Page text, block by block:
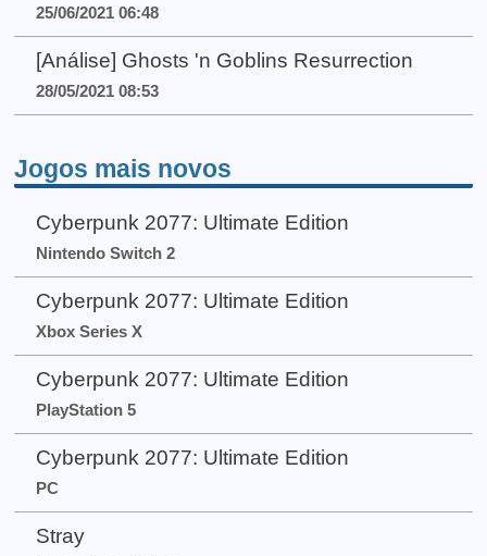
25/06/2021 06:48
[Análise] Ghosts 'n Goblins Resurrection
28/05/2021 08:53
Jogos mais novos
Cyberpunk 2077: Ultimate Edition
Nintendo Switch 2
Cyberpunk 2077: Ultimate Edition
Xbox Series X
Cyberpunk 2077: Ultimate Edition
PlayStation 5
Cyberpunk 2077: Ultimate Edition
PC
Stray